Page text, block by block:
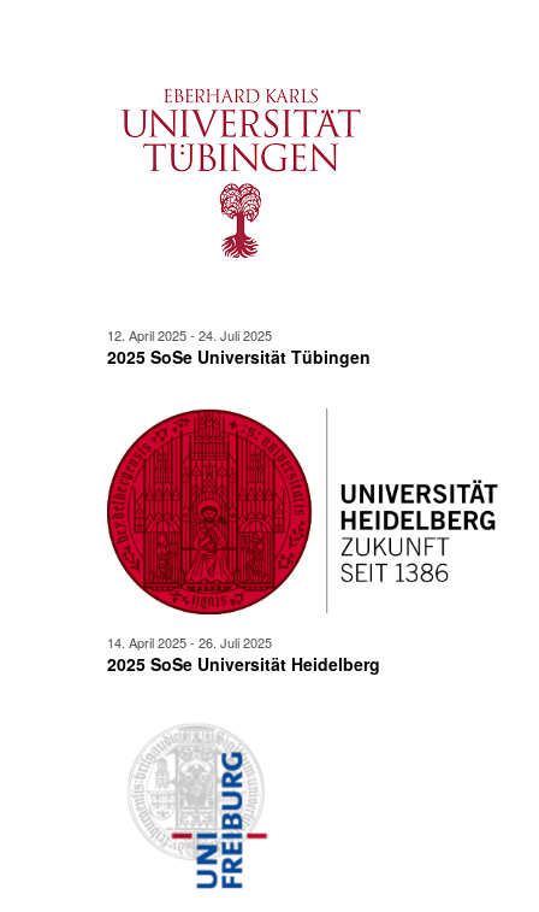
2025 SoSe Universität Tübingen
12. April 2025- 24. Juli 2025
2025 SoSe Universität Heidelberg
14. April 2025- 26. Juli 2025